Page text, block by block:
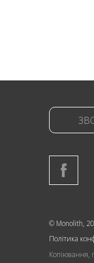
© Monolith,
Політика
Копіювання,